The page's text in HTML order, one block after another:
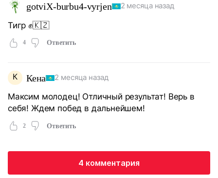
gotviX-burbu4-vyrjen 2 месяца назад
Тигр ✊🇰🇿
4 Ответить
К Кена 2 месяца назад
Максим молодец! Отличный результат! Верь в
себя! Ждем побед в дальнейшем!
2 Ответить
4 комментария